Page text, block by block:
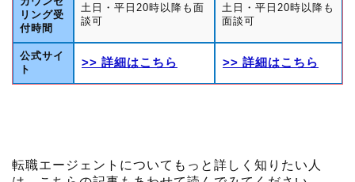
リング受
付時間
土日・平日20時以降も面
談可
土日・平日20時以降も
面談可
公式サイ
ト
>> 詳細はこちら >> 詳細はこちら
転職エージェントについてもっと詳しく知りたい人